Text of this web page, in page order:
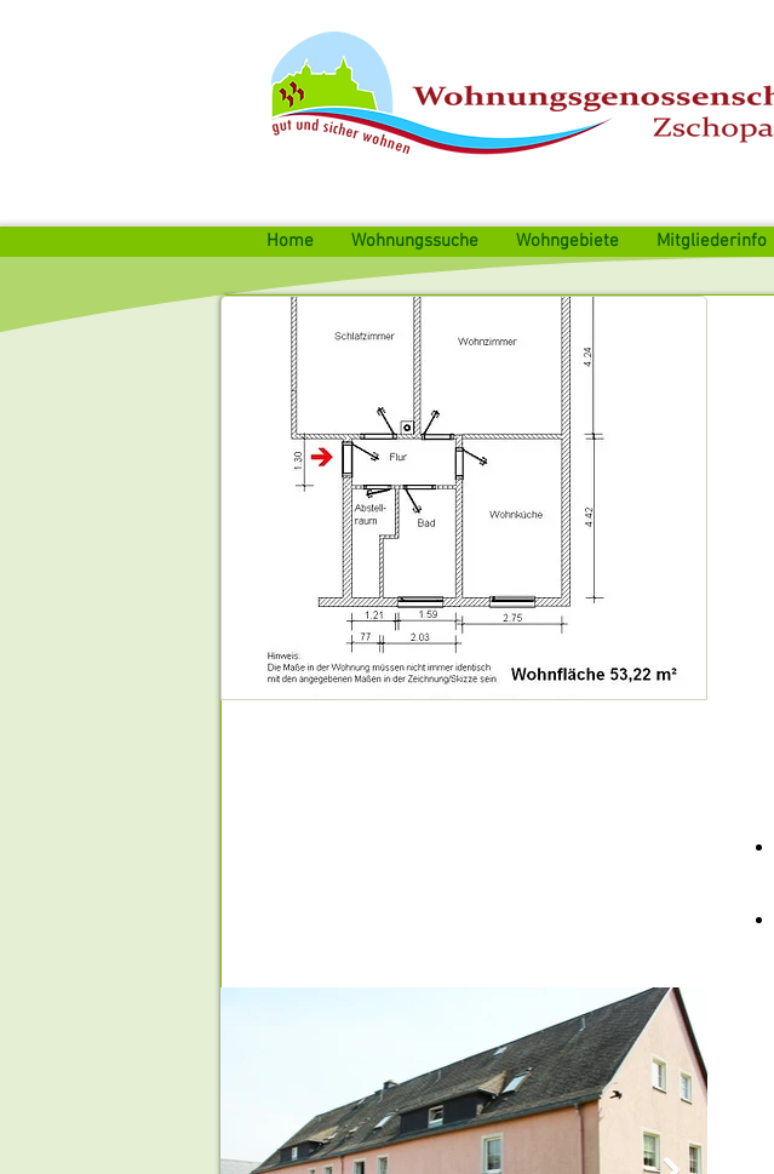
Home Wohnungssuche Wohngebiete Mitgliederinfo